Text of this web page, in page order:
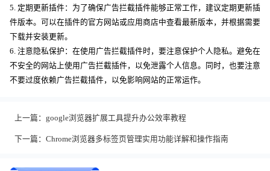
5. 定期更新插件：为了确保广告拦截插件能够正常工作，建议定期更新插
件版本。可以在插件的官方网站或应用商店中查看最新版本，并根据需要
下载并安装更新。
6. 注意隐私保护：在使用广告拦截插件时，要注意保护个人隐私。避免在
不安全的网站上使用广告拦截插件，以免泄露个人信息。同时，也要注意
不要过度依赖广告拦截插件，以免影响网站的正常运作。
上一篇： google浏览器扩展工具提升办公效率教程
下一篇： Chrome浏览器多标签页管理实用功能详解和操作指南